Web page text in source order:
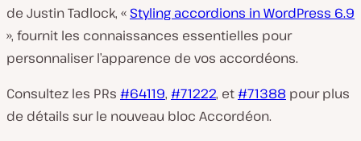
de Justin Tadlock, « Styling accordions in WordPress 6.9
», fournit les connaissances essentielles pour
personnaliser l’apparence de vos accordéons.
Consultez les PRs #64119, #71222, et#71388 pour plus
de détails sur le nouveau bloc Accordéon.